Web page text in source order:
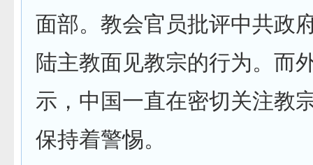
面部。教会官员批评中共政
陆主教面见教宗的行为。而
示，中国一直在密切关注教
保持着警惕。